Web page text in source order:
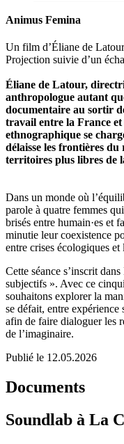
Animus Femina
Un film d’Éliane de
Projection suivie d’un
Éliane de Latour,
anthropologue autant
documentaire au sortir
travail entre la France
ethnographique se
délaisse les frontières
territoires plus libres de
Dans un monde où
parole à quatre femmes
brisés entre humain·es et
minutie leur coexistence
entre crises écologiques et
Cette séance s’inscrit
subjectifs ». Avec ce
souhaitons explorer la
se défait, entre
afin de faire dialoguer les
de l’imaginaire.
Publié le 12.05.2026
Documents
Soundlab à La